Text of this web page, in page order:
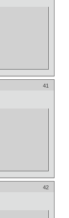
41
42